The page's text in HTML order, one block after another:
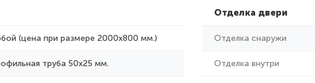
(цена при размере 2000x800 мм.)
труба 50х25 мм.
Отделка двери
Отделка снаружи
Отделка внутри